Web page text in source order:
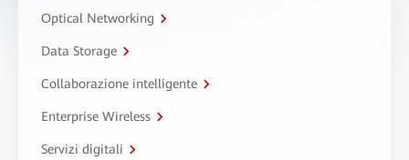
Optical Networking
Data Storage
Collaborazione intelligente
Enterprise Wireless
Servizi digitali